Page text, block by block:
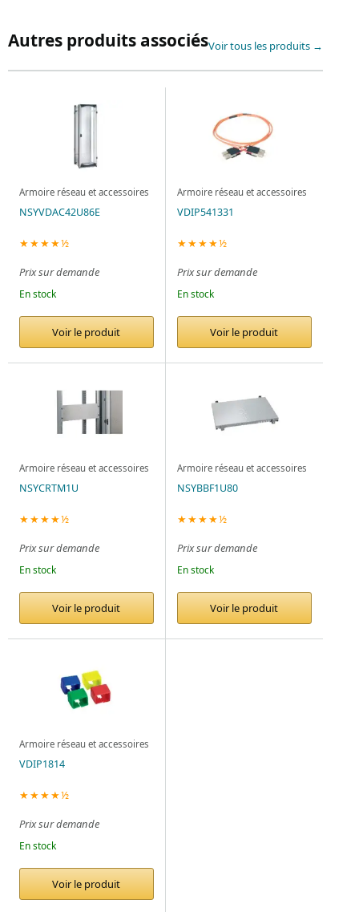
Autres produits associésVoir tous les produits →
Armoire réseau et accessoires
NSYVDAC42U86E
★★★★½
Prix sur demande
En stock
Voir le produit
Armoire réseau et accessoires
VDIP541331
★★★★½
Prix sur demande
En stock
Voir le produit
Armoire réseau et accessoires
NSYCRTM1U
★★★★½
Prix sur demande
En stock
Voir le produit
Armoire réseau et accessoires
NSYBBF1U80
★★★★½
Prix sur demande
En stock
Voir le produit
Armoire réseau et accessoires
VDIP1814
★★★★½
Prix sur demande
En stock
Voir le produit